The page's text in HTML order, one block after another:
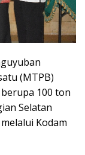
(MTPB)
100 ton
Selatan
Kodam